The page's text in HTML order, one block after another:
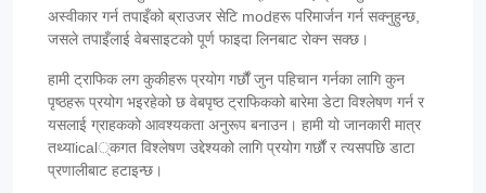
अस्वीकार गर्न तपाइँको ब्राउजर सेटि modहरू परिमार्जन गर्न सक्नुहुन्छ,
जसले तपाइँलाई वेबसाइटको पूर्ण फाइदा लिनबाट रोक्न सक्छ।
हामी ट्राफिक लग कुकीहरू प्रयोग गर्छौं जुन पहिचान गर्नका लागि कुन
पृष्ठहरू प्रयोग भइरहेको छ वेबपृष्ठ ट्राफिकको बारेमा डेटा विश्लेषण गर्न र
यसलाई ग्राहकको आवश्यकता अनुरूप बनाउन। हामी यो जानकारी मात्र
तथ्याical्कगत विश्लेषण उद्देश्यको लागि प्रयोग गर्छौं र त्यसपछि डाटा
प्रणालीबाट हटाइन्छ।